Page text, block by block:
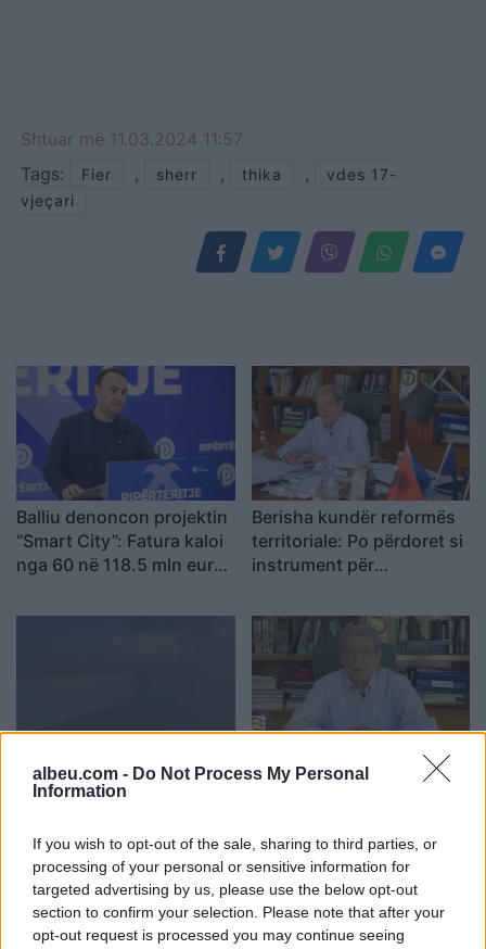
albeu.com - Do Not Process My Personal
Information
If you wish to opt-out of the sale, sharing to third parties, or
processing of your personal or sensitive information for
targeted advertising by us, please use the below opt-out
section to confirm your selection. Please note that after your
opt-out request is processed you may continue seeing
Shtuar më 11.03.2024 11:57
Tags:
Fier , sherr , thika ,
vdes 17-
vjeçari
Balliu denoncon projektin
“Smart City”: Fatura kaloi
nga 60 në 118.5 mln euro,
shqetësime për Presight
Berisha kundër reformës
territoriale: Po përdoret si
instrument për
Shpërthen Etna,
pezullohen mbërritjet në
shkak të hirit vullkanik
Berisha sulmon Ramën
dhe Ballukun: 83
mburojë për aferat
kriminale